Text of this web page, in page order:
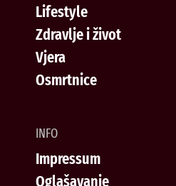
Lifestyle
Zdravlje i život
Vjera
Osmrtnice
INFO
Impressum
Oglašavanje